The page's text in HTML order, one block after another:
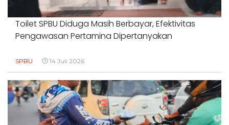
Toilet SPBU Diduga Masih Berbayar, Efektivitas
Pengawasan Pertamina Dipertanyakan
SPBU 14 Juli 2026